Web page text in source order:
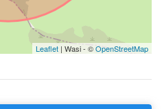
Leaflet | Wasi - ©OpenStreetMap